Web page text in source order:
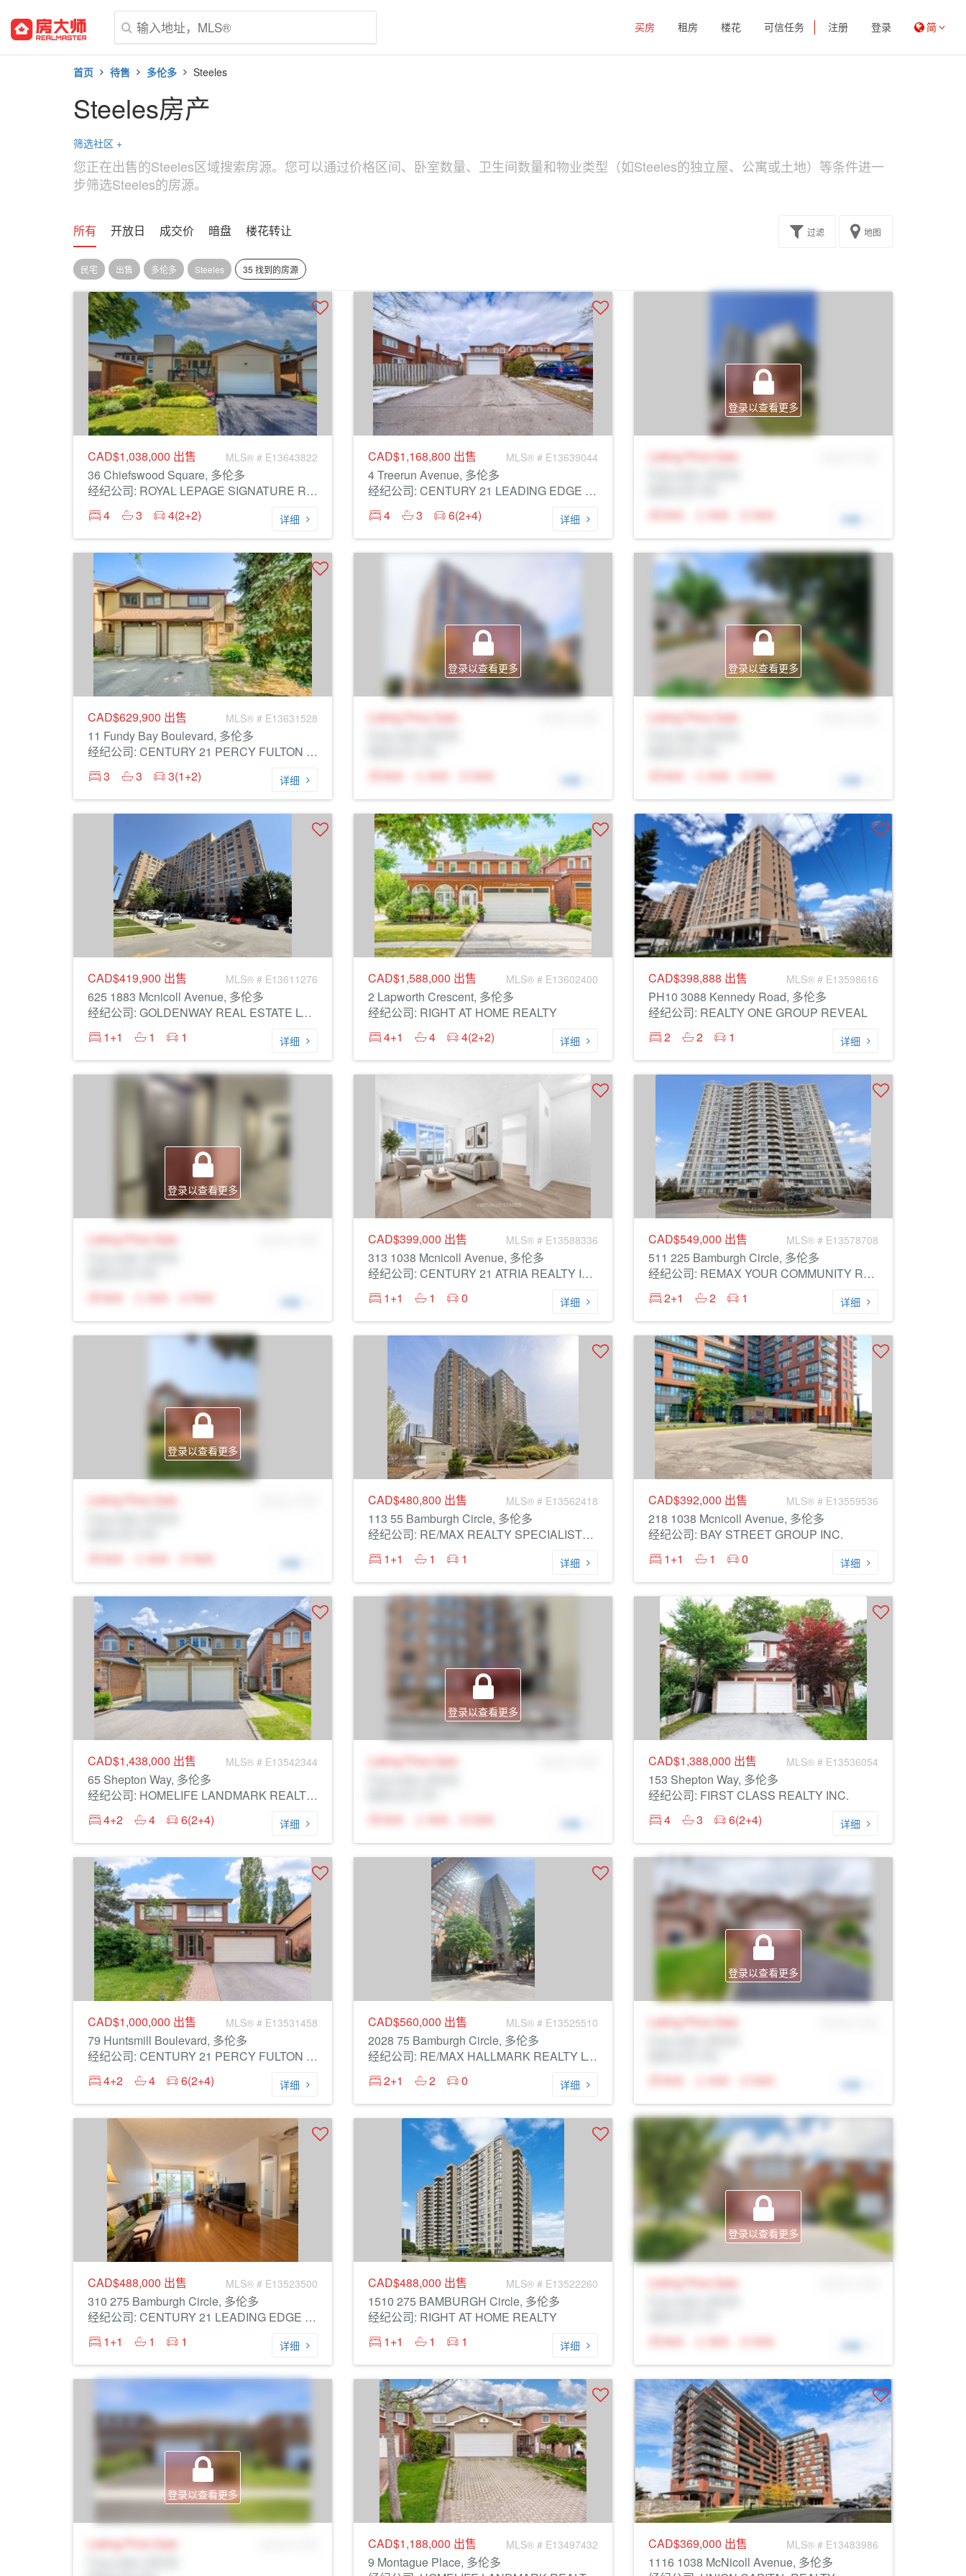
买房 租房 楼花 可信任务 注册 登录 简
首页 待售 多伦多 Steeles
Steeles房产
筛选社区 +
您正在出售的Steeles区域搜索房源。您可以通过价格区间、卧室数量、卫生间数量和物业类型（如Steeles的独立屋、公寓或土地）等条件进一
步筛选Steeles的房源。
所有 开放日 成交价 暗盘 楼花转让 过滤 地图
民宅 出售 多伦多 Steeles 35 找到的房源
CAD$1,038,000 出售 MLS® # E13643822
36 Chiefswood Square, 多伦多
经纪公司: ROYAL LEPAGE SIGNATURE REALTY
4
3 4(2+2) 详细
CAD$1,168,800 出售 MLS® # E13639044
4 Treerun Avenue, 多伦多
经纪公司: CENTURY 21 LEADING EDGE REALTY INC.
4
3 6(2+4) 详细
登录以查看更多
Listing Price Sale
N/A
N/A N/A 详细
CAD$629,900 出售 MLS® # E13631528
11 Fundy Bay Boulevard, 多伦多
经纪公司: CENTURY 21 PERCY FULTON LTD.
3
3 3(1+2) 详细
登录以查看更多
Listing Price Sale
N/A
N/A N/A 详细
登录以查看更多
Listing Price Sale
N/A
N/A N/A 详细
CAD$419,900 出售 MLS® # E13611276
625 1883 Mcnicoll Avenue, 多伦多
经纪公司: GOLDENWAY REAL ESTATE LTD.
1+1
1 1 详细
CAD$1,588,000 出售 MLS® # E13602400
2 Lapworth Crescent, 多伦多
经纪公司: RIGHT AT HOME REALTY
4+1
4 4(2+2) 详细
CAD$398,888 出售 MLS® # E13598616
PH10 3088 Kennedy Road, 多伦多
经纪公司: REALTY ONE GROUP REVEAL
2
2 1 详细
登录以查看更多
Listing Price Sale
N/A
N/A N/A 详细
CAD$399,000 出售 MLS® # E13588336
313 1038 Mcnicoll Avenue, 多伦多
经纪公司: CENTURY 21 ATRIA REALTY INC.
1+1
1 0 详细
CAD$549,000 出售 MLS® # E13578708
511 225 Bamburgh Circle, 多伦多
经纪公司: REMAX YOUR COMMUNITY REALTY
2+1
2 1 详细
登录以查看更多
Listing Price Sale
N/A
N/A N/A 详细
CAD$480,800 出售 MLS® # E13562418
113 55 Bamburgh Circle, 多伦多
经纪公司: RE/MAX REALTY SPECIALISTS INC.
1+1
1 1 详细
CAD$392,000 出售 MLS® # E13559536
218 1038 Mcnicoll Avenue, 多伦多
经纪公司: BAY STREET GROUP INC.
1+1
1 0 详细
CAD$1,438,000 出售 MLS® # E13542344
65 Shepton Way, 多伦多
经纪公司: HOMELIFE LANDMARK REALTY INC.
4+2
4 6(2+4) 详细
登录以查看更多
Listing Price Sale
N/A
N/A N/A 详细
CAD$1,388,000 出售 MLS® # E13536054
153 Shepton Way, 多伦多
经纪公司: FIRST CLASS REALTY INC.
4
3 6(2+4) 详细
CAD$1,000,000 出售 MLS® # E13531458
79 Huntsmill Boulevard, 多伦多
经纪公司: CENTURY 21 PERCY FULTON LTD.
4+2
4 6(2+4) 详细
CAD$560,000 出售 MLS® # E13525510
2028 75 Bamburgh Circle, 多伦多
经纪公司: RE/MAX HALLMARK REALTY LTD.
2+1
2 0 详细
登录以查看更多
Listing Price Sale
N/A
N/A N/A 详细
CAD$488,000 出售 MLS® # E13523500
310 275 Bamburgh Circle, 多伦多
经纪公司: CENTURY 21 LEADING EDGE REALTY INC.
1+1
1 1 详细
CAD$488,000 出售 MLS® # E13522260
1510 275 BAMBURGH Circle, 多伦多
经纪公司: RIGHT AT HOME REALTY
1+1
1 1 详细
登录以查看更多
Listing Price Sale
N/A
N/A N/A 详细
登录以查看更多
Listing Price Sale CAD$1,188,000 出售 MLS® # E13497432
9 Montague Place, 多伦多
CAD$369,000 出售 MLS® # E13483986
1116 1038 McNicoll Avenue, 多伦多